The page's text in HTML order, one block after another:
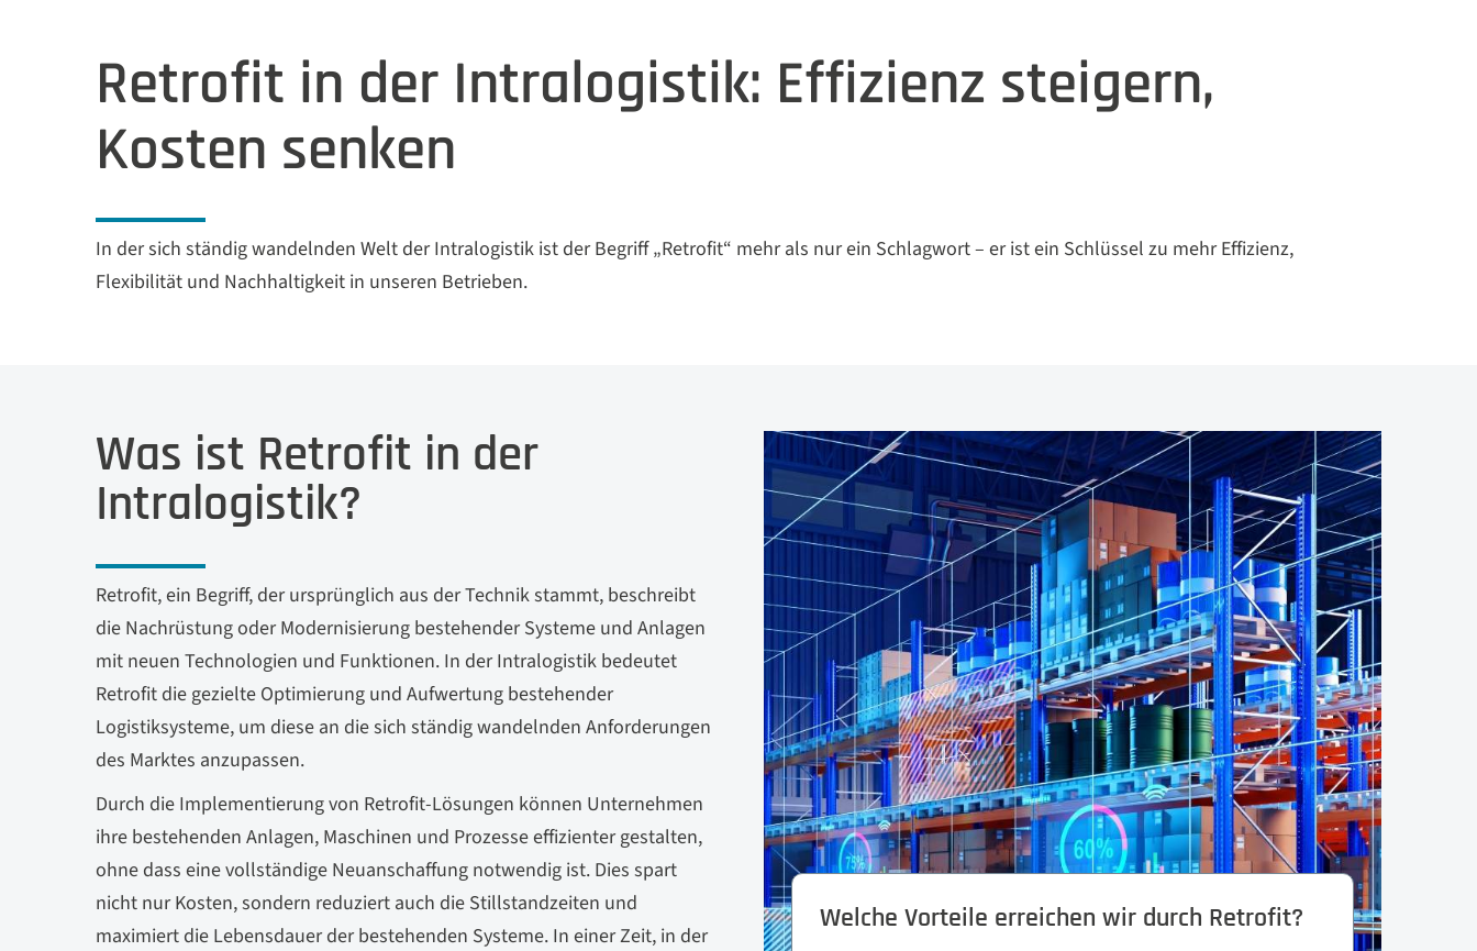
Retrofit in der Intralogistik: Effizienz steigern,
Kosten senken
In der sich ständig wandelnden Welt der Intralogistik ist der Begriff „Retrofit“ mehr als nur ein Schlagwort – er ist ein Schlüssel zu mehr Effizienz,
Flexibilität und Nachhaltigkeit in unseren Betrieben.
Was ist Retrofit in der
Intralogistik?
Retrofit, ein Begriff, der ursprünglich aus der Technik stammt, beschreibt
die Nachrüstung oder Modernisierung bestehender Systeme und Anlagen
mit neuen Technologien und Funktionen. In der Intralogistik bedeutet
Retrofit die gezielte Optimierung und Aufwertung bestehender
Logistiksysteme, um diese an die sich ständig wandelnden Anforderungen
des Marktes anzupassen.
Durch die Implementierung von Retrofit-Lösungen können Unternehmen
ihre bestehenden Anlagen, Maschinen und Prozesse effizienter gestalten,
ohne dass eine vollständige Neuanschaffung notwendig ist. Dies spart
nicht nur Kosten, sondern reduziert auch die Stillstandzeiten und
maximiert die Lebensdauer der bestehenden Systeme. In einer Zeit, in der
Welche Vorteile erreichen wir durch Retrofit?